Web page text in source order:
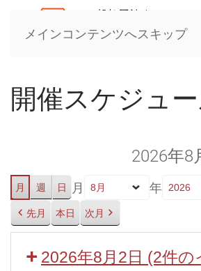
メインコンテンツへスキップ
開催スケジュ
2026年8
月 週 日 月 年
先月 本日 次月
2026年8月2日 (2件の